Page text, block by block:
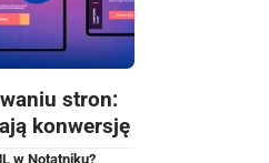
stron:
konwersję
w Notatniku?